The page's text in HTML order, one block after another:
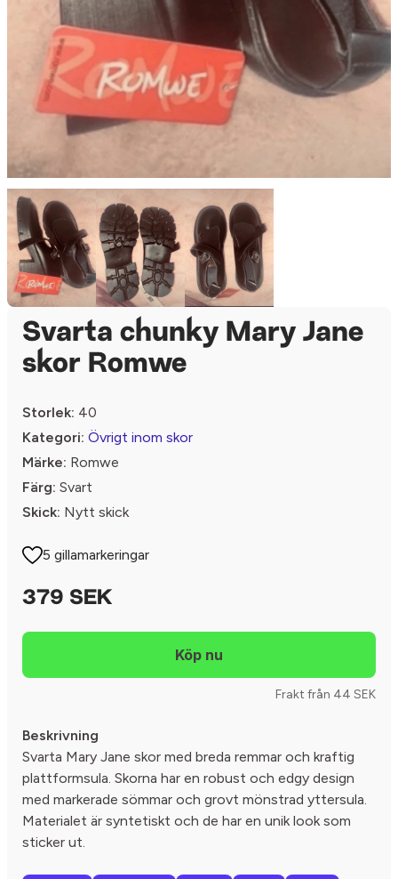
Svarta chunky Mary Jane
skor Romwe
Storlek: 40
Kategori: Övrigt inom skor
Märke: Romwe
Färg: Svart
Skick: Nytt skick
5 gillamarkeringar
379 SEK
Frakt från 44 SEK
Beskrivning
Svarta Mary Jane skor med breda remmar och kraftig
plattformsula. Skorna har en robust och edgy design
med markerade sömmar och grovt mönstrad yttersula.
Materialet är syntetiskt och de har en unik look som
sticker ut.